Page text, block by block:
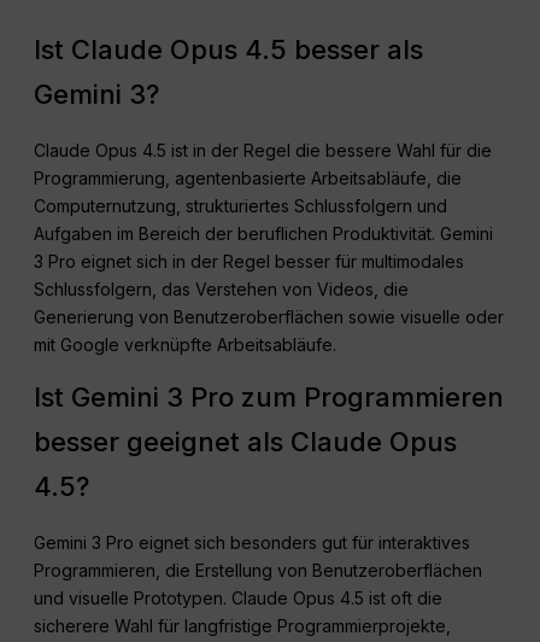
Ist Claude Opus 4.5 besser als
Gemini 3?
Claude Opus 4.5 ist in der Regel die bessere Wahl für die
Programmierung, agentenbasierte Arbeitsabläufe, die
Computernutzung, strukturiertes Schlussfolgern und
Aufgaben im Bereich der beruflichen Produktivität. Gemini
3 Pro eignet sich in der Regel besser für multimodales
Schlussfolgern, das Verstehen von Videos, die
Generierung von Benutzeroberflächen sowie visuelle oder
mit Google verknüpfte Arbeitsabläufe.
Ist Gemini 3 Pro zum Programmieren
besser geeignet als Claude Opus
4.5?
Gemini 3 Pro eignet sich besonders gut für interaktives
Programmieren, die Erstellung von Benutzeroberflächen
und visuelle Prototypen. Claude Opus 4.5 ist oft die
sicherere Wahl für langfristige Programmierprojekte,